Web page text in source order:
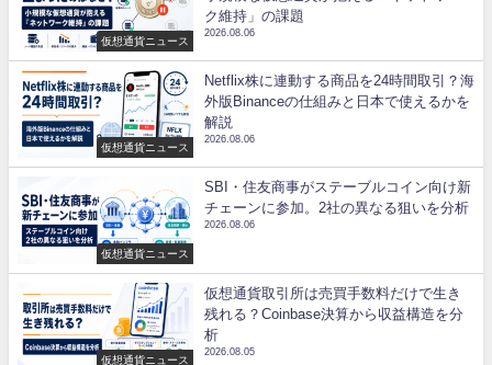
仮想通貨ニュース
ク維持」の課題
2026.08.06
仮想通貨ニュース
Netflix株に連動する商品を24時間取引？海
外版Binanceの仕組みと日本で使えるかを
解説
2026.08.06
仮想通貨ニュース
SBI・住友商事がステーブルコイン向け新
チェーンに参加。2社の異なる狙いを分析
2026.08.06
仮想通貨ニュース
仮想通貨取引所は売買手数料だけで生き
残れる？Coinbase決算から収益構造を分
析
2026.08.05